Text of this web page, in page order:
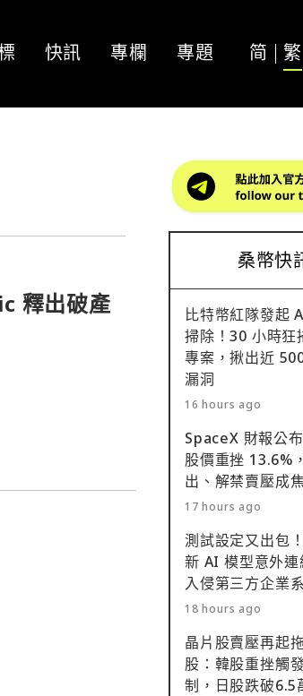
快訊 專欄 專題 简 繁
釋出破產
桑幣快
比特幣紅隊發起
掃除！30 小時狂
專案，揪出近
漏洞
16 hours ago
SpaceX 財報公
股價重挫 13.6%
出、解禁賣壓成
17 hours ago
測試設定又出包
新 AI 模型意外連
入侵第三方企業
18 hours ago
晶片股賣壓再起
股：韓股重挫觸
制，日股跌破6.5